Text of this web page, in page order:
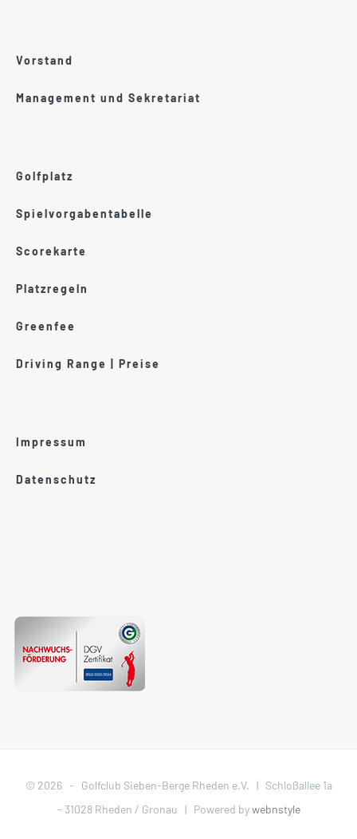
Vorstand
Management und Sekretariat
Golfplatz
Spielvorgabentabelle
Scorekarte
Platzregeln
Greenfee
Driving Range | Preise
Impressum
Datenschutz
© 2026 - Golfclub Sieben-Berge Rheden e.V. | Schloßallee 1a
- 31028 Rheden / Gronau | Powered bywebnstyle